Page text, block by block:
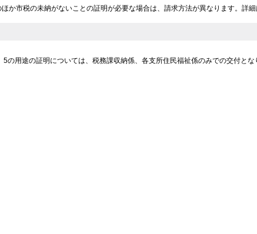
か市税の未納がないことの証明が必要な場合は、請求方法が異なります。詳
用途の証明については、税務課収納係、各支所住民福祉係のみでの交付とな